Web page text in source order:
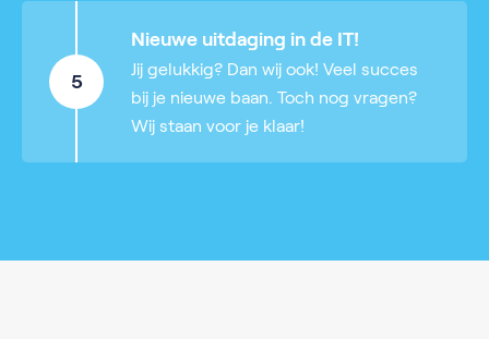
5
Nieuwe uitdaging in de IT!
Jij gelukkig? Dan wij ook! Veel succes
bij je nieuwe baan. Toch nog vragen?
Wij staan voor je klaar!